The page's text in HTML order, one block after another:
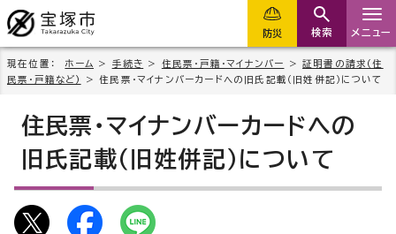
防災 検索 メニュー
現在位置： ホーム > 手続き > 住民票・戸籍・マイナンバー >証明書の請求(住
民票・戸籍など)
> 住民票・マイナンバーカードへの旧氏記載（旧姓併記）について
住民票・マイナンバーカードへの
旧氏記載（旧姓併記）について